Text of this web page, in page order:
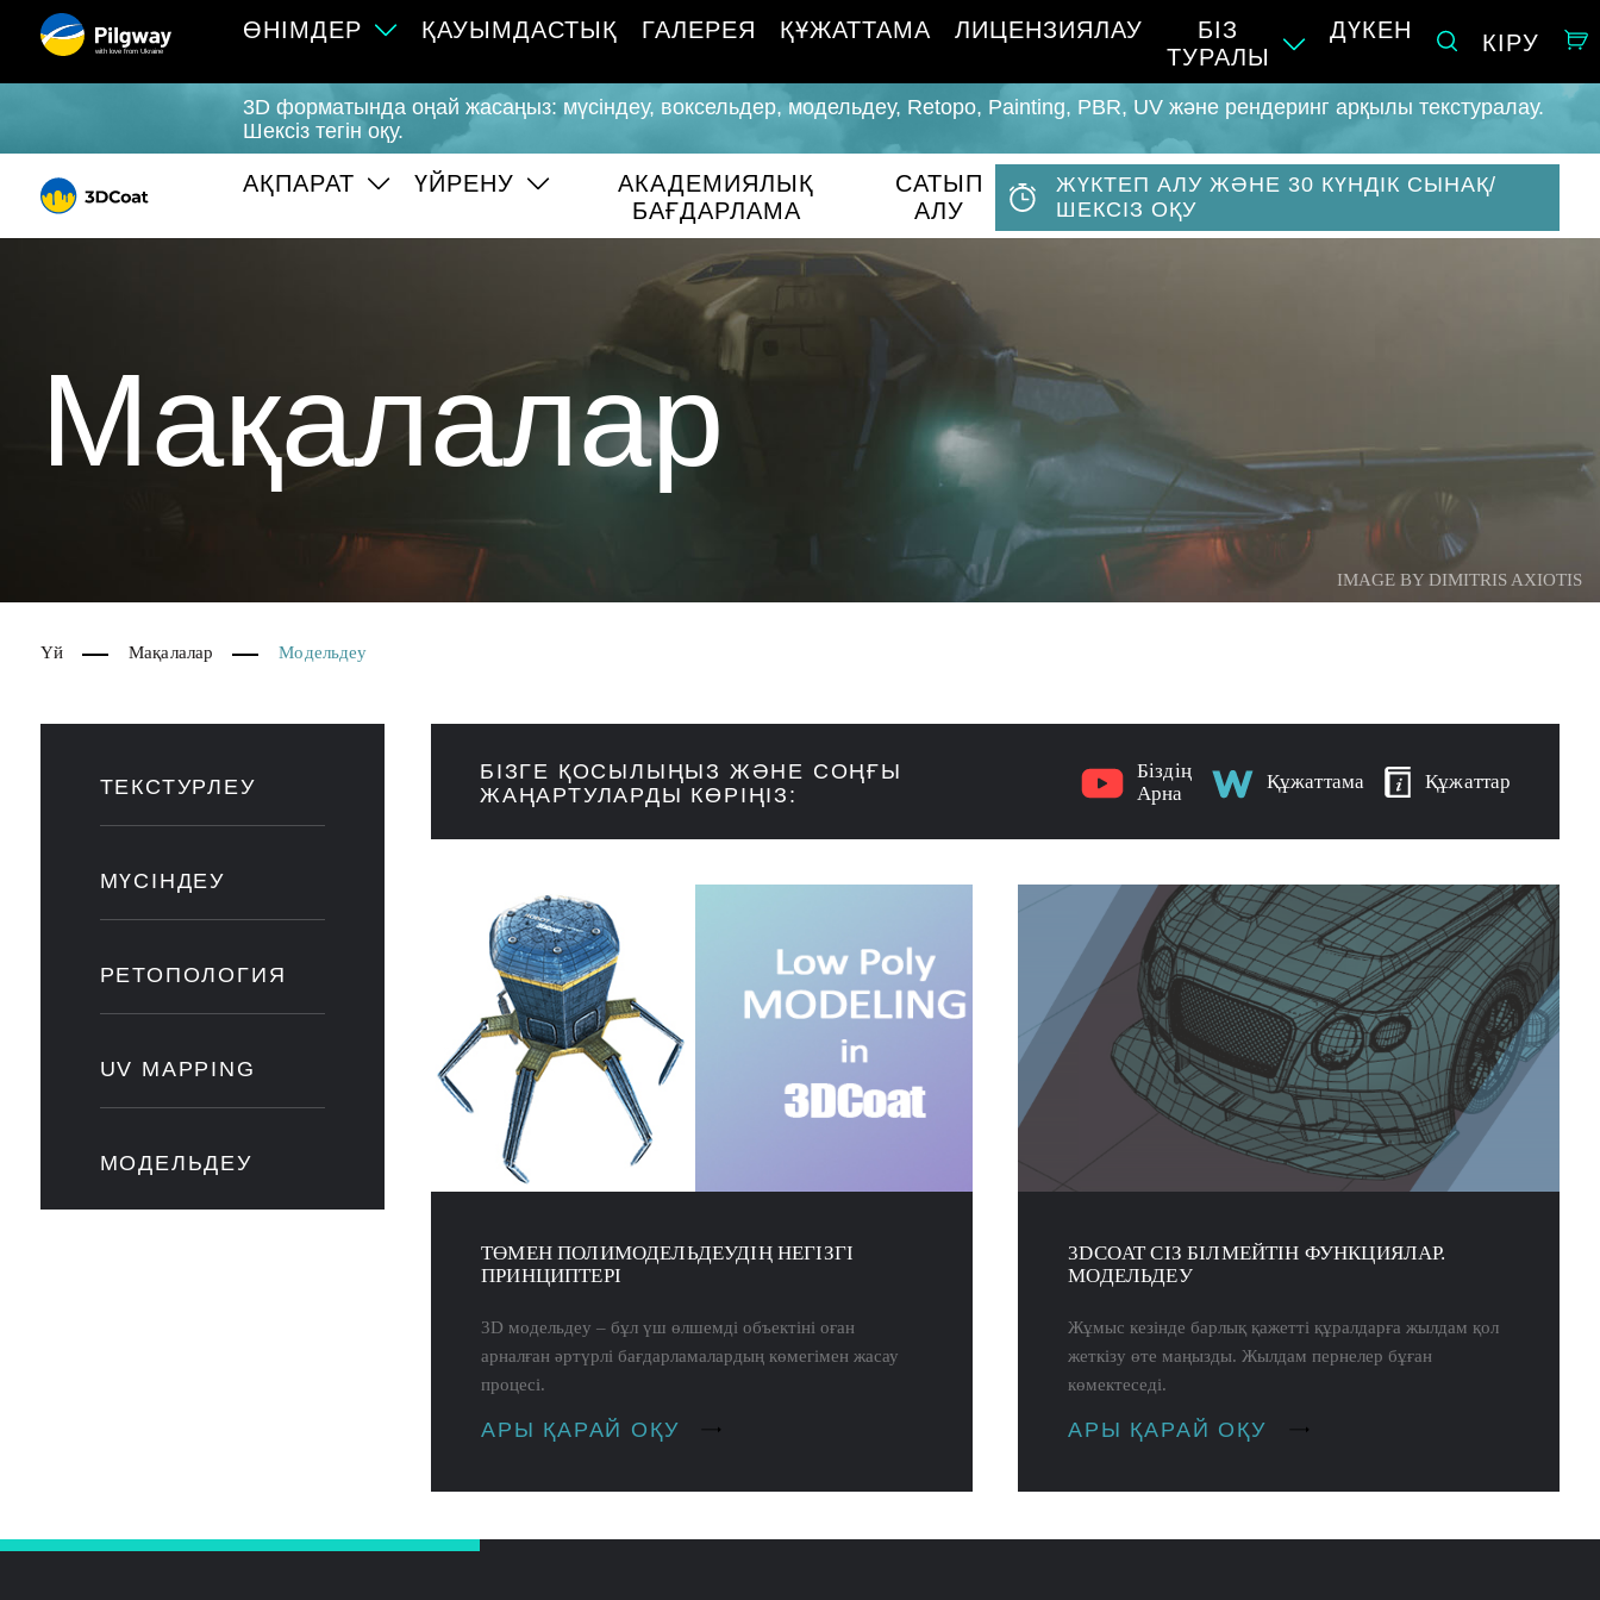
with love from Ukraine
ӨНІМДЕР ҚАУЫМДАСТЫҚ ГАЛЕРЕЯ ҚҰЖАТТАМА ЛИЦЕНЗИЯЛАУ
БІЗ
ТУРАЛЫ
ДҮКЕН
КІРУ
3D форматында оңай жасаңыз: мүсіндеу, воксельдер, модельдеу, Retopo, Painting, PBR, UV және рендеринг арқылы текстуралау.
Шексіз тегін оқу.
АҚПАРАТ ҮЙРЕНУ
АКАДЕМИЯЛЫҚ
БАҒДАРЛАМА
САТЫП
АЛУ
ЖҮКТЕП АЛУ ЖӘНЕ 30 КҮНДІК СЫНАҚ/
ШЕКСІЗ ОҚУ
IMAGE BY DIMITRIS AXIOTIS
Мақалалар
Үй Мақалалар Модельдеу
ТЕКСТУРЛЕУ
МҮСІНДЕУ
РЕТОПОЛОГИЯ
UV MAPPING
МОДЕЛЬДЕУ
БІЗГЕ ҚОСЫЛЫҢЫЗ ЖӘНЕ СОҢҒЫ
ЖАҢАРТУЛАРДЫ КӨРІҢІЗ:
Біздің
Арна
Құжаттама Құжаттар
ТӨМЕН ПОЛИМОДЕЛЬДЕУДІҢ НЕГІЗГІ
ПРИНЦИПТЕРІ
3D модельдеу – бұл үш өлшемді объектіні оған
арналған әртүрлі бағдарламалардың көмегімен жасау
процесі.
АРЫ ҚАРАЙ ОҚУ
3DCOAT СІЗ БІЛМЕЙТІН ФУНКЦИЯЛАР.
МОДЕЛЬДЕУ
Жұмыс кезінде барлық қажетті құралдарға жылдам қол
жеткізу өте маңызды. Жылдам пернелер бұған
көмектеседі.
АРЫ ҚАРАЙ ОҚУ